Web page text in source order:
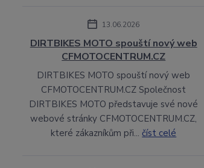
13.06.2026
DIRTBIKES MOTO spouští nový web
CFMOTOCENTRUM.CZ
DIRTBIKES MOTO spouští nový web
CFMOTOCENTRUM.CZ Společnost
DIRTBIKES MOTO představuje své nové
webové stránky CFMOTOCENTRUM.CZ,
které zákazníkům při...číst celé